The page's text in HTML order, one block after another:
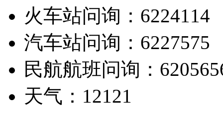
火车站问询：6224114
汽车站问询：6227575
民航航班问询：
天气：12121